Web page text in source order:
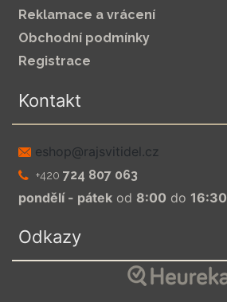
Reklamace a vrácení
Obchodní podmínky
Registrace
Kontakt
zc.leditivsjar@pohse
+420 724 807 063
pondělí - pátek od 8:00 do 16:30
Odkazy